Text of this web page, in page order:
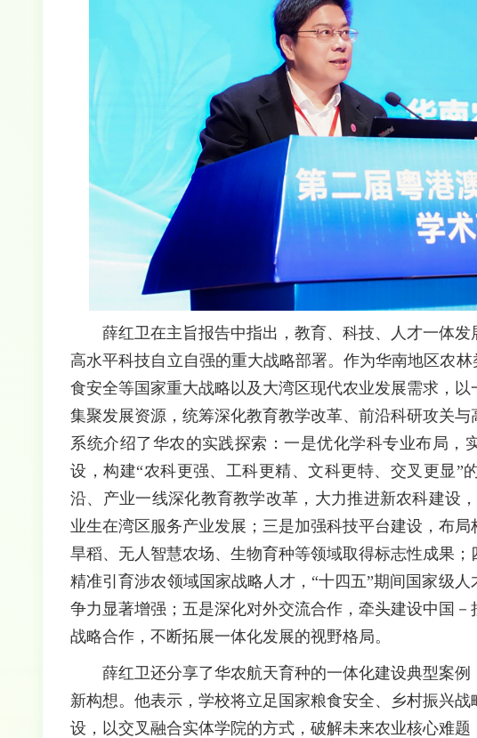
薛红卫在主旨报告中指出，教育、科技、人才一体
高水平科技自立自强的重大战略部署。作为华南地区农
食安全等国家重大战略以及大湾区现代农业发展需求，
集聚发展资源，统筹深化教育教学改革、前沿科研攻关
系统介绍了华农的实践探索：一是优化学科专业布局
设，构建“农科更强、工科更精、文科更特、交叉更显”
沿、产业一线深化教育教学改革，大力推进新农科建设
业生在湾区服务产业发展；三是加强科技平台建设，布
旱稻、无人智慧农场、生物育种等领域取得标志性成果
精准引育涉农领域国家战略人才，“十四五”期间国家级
争力显著增强；五是深化对外交流合作，牵头建设中国
战略合作，不断拓展一体化发展的视野格局。
薛红卫还分享了华农航天育种的一体化建设典型案
新构想。他表示，学校将立足国家粮食安全、乡村振兴战
设，以交叉融合实体学院的方式，破解未来农业核心难